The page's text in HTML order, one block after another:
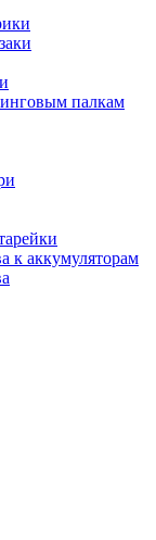
палкам
к аккумуляторам